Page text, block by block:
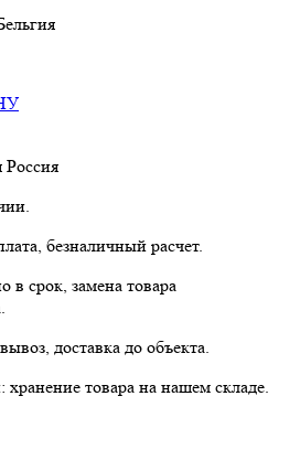
Россия
безналичный расчет.
в срок, замена товара
доставка до объекта.
хранение товара на нашем складе.